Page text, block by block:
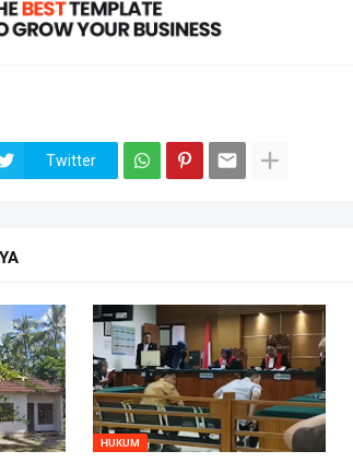
Twitter
HUKUM